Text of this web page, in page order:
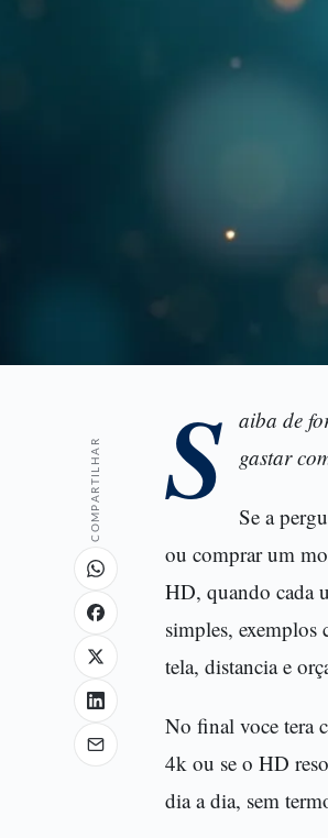
COMPARTILHAR S aiba de
gastar
Se a
ou comprar um
HD, quando cada
simples, exemplos
tela, distancia e
No final voce tera
4k ou se o HD
dia a dia, sem